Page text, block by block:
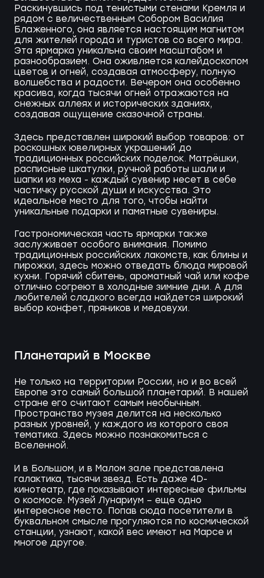
Раскинувшись под тенистыми стенами Кремля и
рядом с величественным Собором Василия
Блаженного, она является настоящим магнитом
для жителей города и туристов со всего мира.
Эта ярмарка уникальна своим масштабом и
разнообразием. Она оживляется калейдоскопом
цветов и огней, создавая атмосферу, полную
волшебства и радости. Вечером она особенно
красива, когда тысячи огней отражаются на
снежных аллеях и исторических зданиях,
создавая ощущение сказочной страны.
Здесь представлен широкий выбор товаров: от
роскошных ювелирных украшений до
традиционных российских поделок. Матрёшки,
расписные шкатулки, ручной работы шали и
шапки из меха - каждый сувенир несет в себе
частичку русской души и искусства. Это
идеальное место для того, чтобы найти
уникальные подарки и памятные сувениры.
Гастрономическая часть ярмарки также
заслуживает особого внимания. Помимо
традиционных российских лакомств, как блины и
пирожки, здесь можно отведать блюда мировой
кухни. Горячий сбитень, ароматный чай или кофе
отлично согреют в холодные зимние дни. А для
любителей сладкого всегда найдется широкий
выбор конфет, пряников и медовухи.
Планетарий в Москве
Не только на территории России, но и во всей
Европе это самый большой планетарий. В нашей
стране его считают самым необычным.
Пространство музея делится на несколько
разных уровней, у каждого из которого своя
тематика. Здесь можно познакомиться с
Вселенной.
И в Большом, и в Малом зале представлена
галактика, тысячи звезд. Есть даже 4D-
кинотеатр, где показывают интересные фильмы
о космосе. Музей Лунариум – еще одно
интересное место. Попав сюда посетители в
буквальном смысле прогуляются по космической
станции, узнают, какой вес имеют на Марсе и
многое другое.